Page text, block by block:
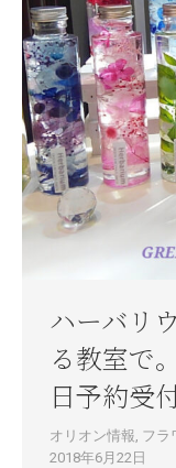
ハーバリ
る教室で
日予約受
オリオン情報, フラ
2018年6月22日